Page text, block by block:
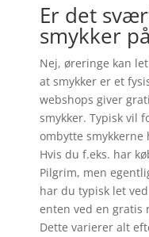
Er det
smykker
Nej, øreringe kan
at smykker er et
webshops giver
smykker. Typisk vil
ombytte smykkerne
Hvis du f.eks. har
Pilgrim, men
har du typisk let
enten ved en gratis
Dette varierer alt